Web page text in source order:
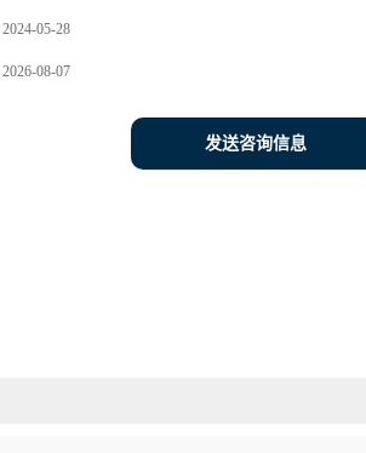
2024-05-28
2026-08-07
发送咨询信息